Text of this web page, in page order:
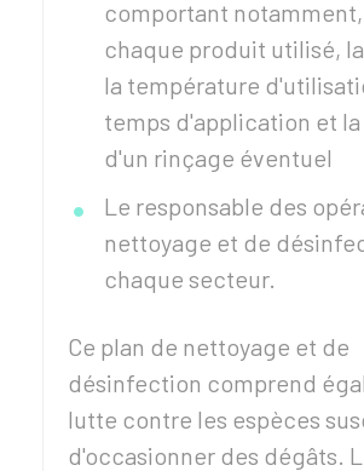
comportant
chaque produit utilisé,
la température
temps d'application et
d'un rinçage éventuel
Le responsable des
nettoyage et de
chaque secteur.
Ce plan de nettoyage et de
désinfection comprend
lutte contre les espèces
d'occasionner des dégâts.